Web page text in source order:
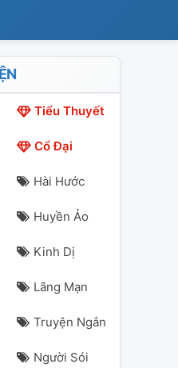
Tiểu Thuyết
Cổ Đại
Hài Hước
Huyền Ảo
Kinh Dị
Lãng Mạn
Truyện Ngắn
Người Sói